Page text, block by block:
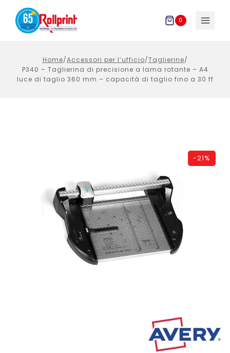
Salta
contenuto
0
Home/Accessori per l’ufficio/Taglierine/
P340 – Taglierina di precisione a lama rotante – A4
luce di taglio 360 mm – capacità di taglio fino a 30 ff
-21%